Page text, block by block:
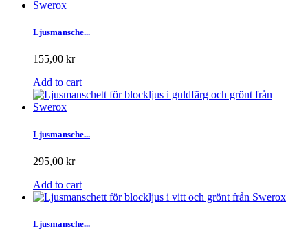
Ljusmansche...
155,00 kr
Add to cart
Ljusmansche...
295,00 kr
Add to cart
Ljusmansche...